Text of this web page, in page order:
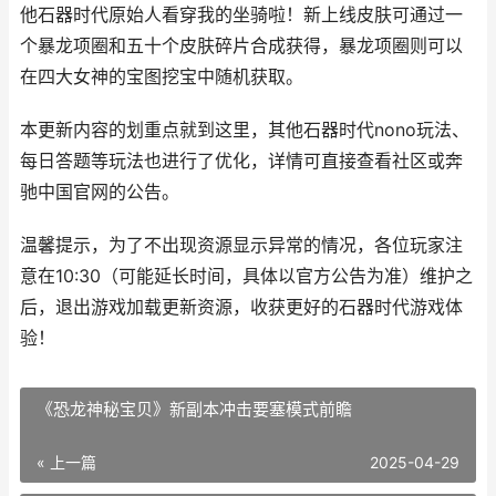
他石器时代原始人看穿我的坐骑啦！新上线皮肤可通过一
个暴龙项圈和五十个皮肤碎片合成获得，暴龙项圈则可以
在四大女神的宝图挖宝中随机获取。
本更新内容的划重点就到这里，其他石器时代nono玩法、
每日答题等玩法也进行了优化，详情可直接查看社区或奔
驰中国官网的公告。
温馨提示，为了不出现资源显示异常的情况，各位玩家注
意在10:30（可能延长时间，具体以官方公告为准）维护之
后，退出游戏加载更新资源，收获更好的石器时代游戏体
验！
《恐龙神秘宝贝》新副本冲击要塞模式前瞻
« 上一篇 2025-04-29